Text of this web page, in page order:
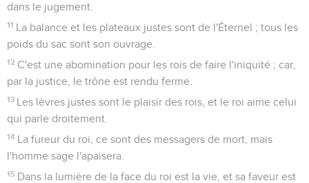
dans le jugement.
11 La balance et les plateaux justes sont de l'Éternel ; tous les
poids du sac sont son ouvrage.
12 C'est une abomination pour les rois de faire l'iniquité ; car,
par la justice, le trône est rendu ferme.
13 Les lèvres justes sont le plaisir des rois, et le roi aime celui
qui parle droitement.
14 La fureur du roi, ce sont des messagers de mort, mais
l'homme sage l'apaisera.
15 Dans la lumière de la face du roi est la vie, et sa faveur est